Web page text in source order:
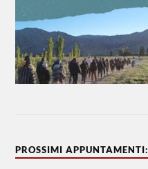
PROSSIMI APPUNTAMENTI: